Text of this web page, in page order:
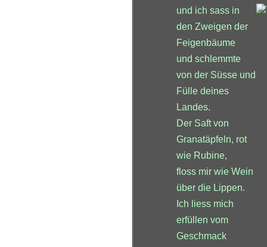
und ich sass in
den Zweigen der
Feigenbäume
und schlemmte
von der Süsse und
Fülle deines
Landes.
Der Saft von
Granatäpfeln, rot
wie Rubine,
floss mir wie Wein
über die Lippen.
Ich liess mich
erfüllen vom
Geschmack